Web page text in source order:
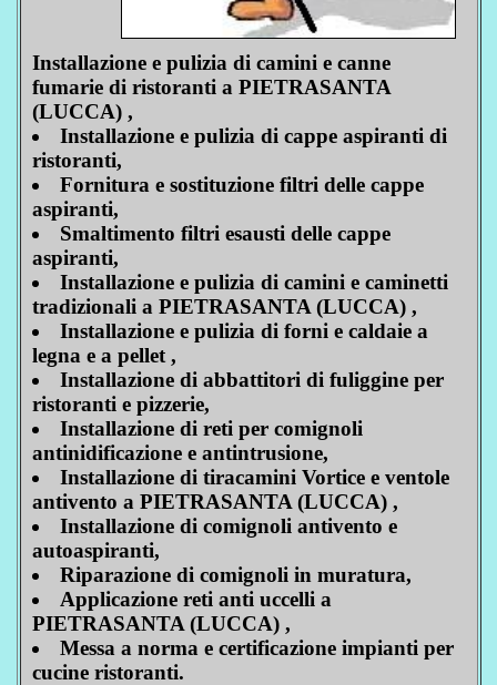
Installazione e pulizia di camini e canne
fumarie di ristoranti a PIETRASANTA
(LUCCA) ,
Installazione e pulizia di cappe aspiranti di
ristoranti,
Fornitura e sostituzione filtri delle cappe
aspiranti,
Smaltimento filtri esausti delle cappe
aspiranti,
Installazione e pulizia di camini e caminetti
tradizionali a PIETRASANTA (LUCCA) ,
Installazione e pulizia di forni e caldaie a
legna e a pellet ,
Installazione di abbattitori di fuliggine per
ristoranti e pizzerie,
Installazione di reti per comignoli
antinidificazione e antintrusione,
Installazione di tiracamini Vortice e ventole
antivento a PIETRASANTA (LUCCA) ,
Installazione di comignoli antivento e
autoaspiranti,
Riparazione di comignoli in muratura,
Applicazione reti anti uccelli a
PIETRASANTA (LUCCA) ,
Messa a norma e certificazione impianti per
cucine ristoranti.